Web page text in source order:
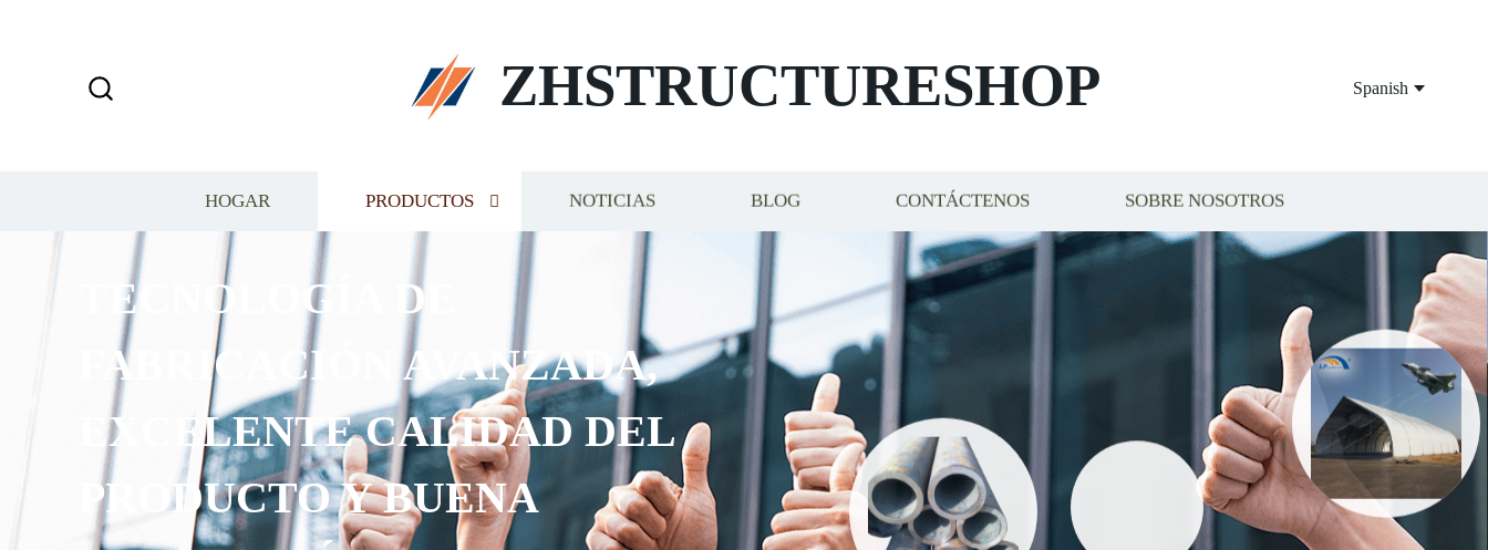
ZHSTRUCTURESHOP Spanish
HOGAR PRODUCTOS NOTICIAS BLOG CONTÁCTENOS SOBRE NOSOTROS
PUEDE PERSONALIZAR
DIFERENTES DISEÑOS Y
ESTILOS